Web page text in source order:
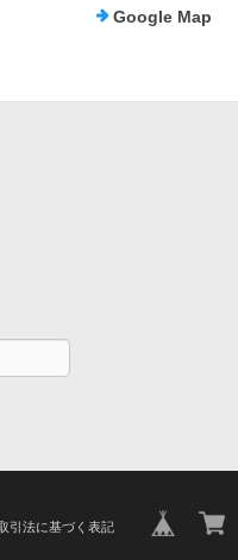
Google Map
引法に基づく表記